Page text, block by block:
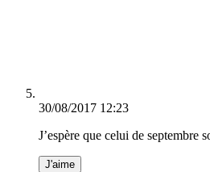
30/08/2017 12:23
J’espère que celui de septembre
J'aime